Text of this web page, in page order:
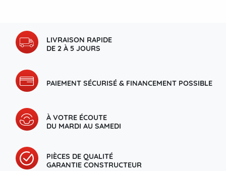
LIVRAISON RAPIDE
DE 2 À 5 JOURS
PAIEMENT SÉCURISÉ & FINANCEMENT POSSIBLE
À VOTRE ÉCOUTE
DU MARDI AU SAMEDI
PIÈCES DE QUALITÉ
GARANTIE CONSTRUCTEUR